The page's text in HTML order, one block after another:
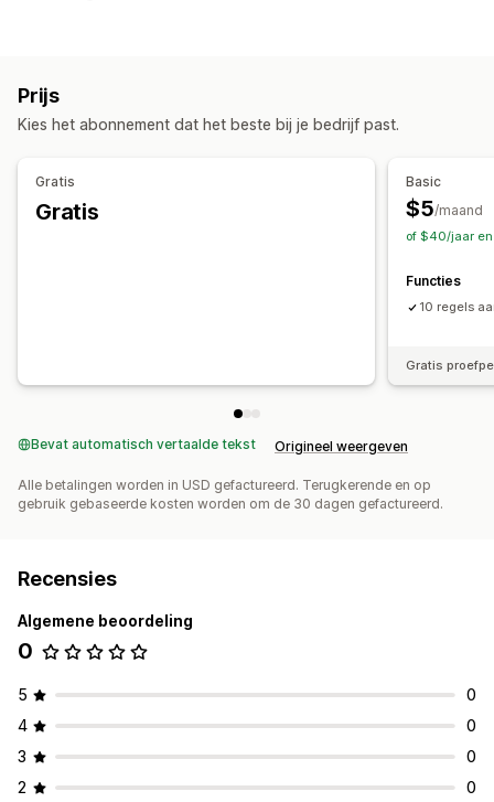
Prijs
Kies het abonnement dat het beste bij je bedrijf past.
Gratis
Gratis
Basic
$5/maand
of $40/jaar en
Functies
10 regels
Gratis
Bevat automatisch vertaalde tekst Origineel weergeven
Alle betalingen worden in USD gefactureerd. Terugkerende en op
gebruik gebaseerde kosten worden om de 30 dagen gefactureerd.
Recensies
Algemene beoordeling
0
5
0
4
0
3
0
2
0